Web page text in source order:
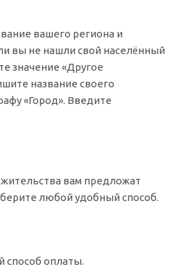
вашего региона и
вы не нашли свой населённый
значение «Другое
название своего
«Город». Введите
жительства вам предложат
любой удобный способ.
способ оплаты.